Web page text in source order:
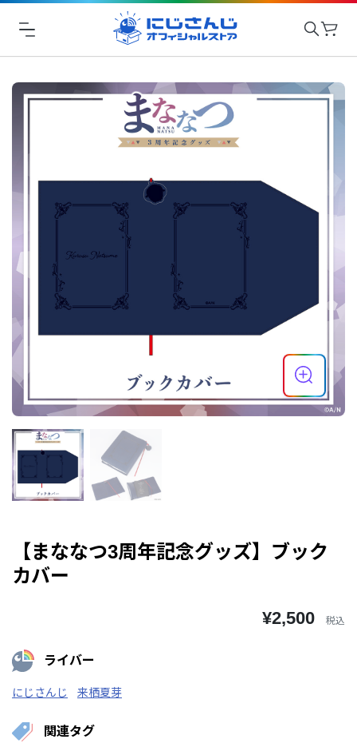
【まななつ3周年記念グッズ】ブック
カバー
¥2,500 税込
ライバー
にじさんじ 来栖夏芽
関連タグ